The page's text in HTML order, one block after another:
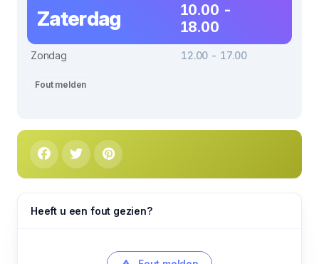
Zaterdag
10.00 -
18.00
Zondag 12.00 - 17.00
Fout melden
Heeft u een fout gezien?